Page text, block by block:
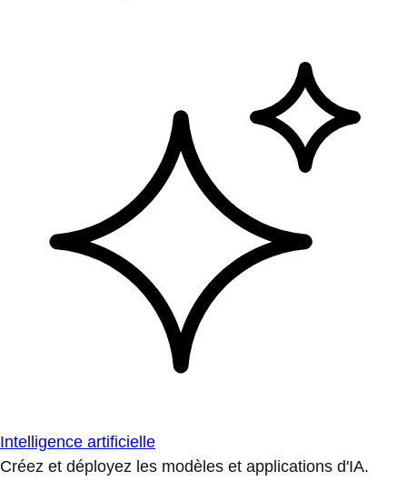
Intelligence artificielle
Créez et déployez les modèles et applications d'IA.